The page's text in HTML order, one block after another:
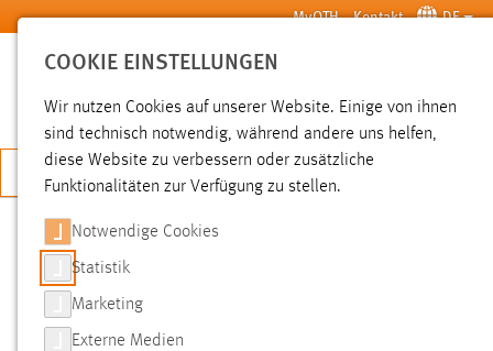
Zum Hauptinhalt springen MyOTH Kontakt DE
SUCHE
JETZT BEWERBEN
SUCHE
FILTER
COOKIE EINSTELLUNGEN
Wir nutzen Cookies auf unserer Website. Einige von ihnen
sind technisch notwendig, während andere uns helfen,
diese Website zu verbessern oder zusätzliche
Funktionalitäten zur Verfügung zu stellen.
Notwendige Cookies
Statistik
Marketing
Externe Medien